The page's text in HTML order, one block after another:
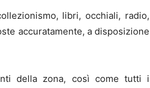
libri, occhiali, radio,
accuratamente, a disposizione
della zona, così come tutti i